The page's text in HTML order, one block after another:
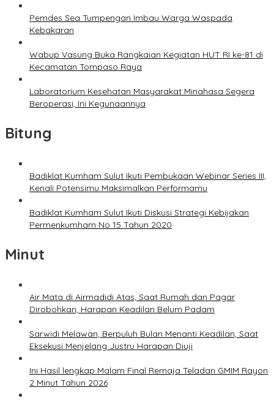
Pemdes Sea Tumpengan Imbau Warga Waspada
Kebakaran
Wabup Vasung Buka Rangkaian Kegiatan HUT RI ke-81 di
Kecamatan Tompaso Raya
Laboratorium Kesehatan Masyarakat Minahasa Segera
Beroperasi, Ini Kegunaannya
Bitung
Badiklat Kumham Sulut Ikuti Pembukaan Webinar Series III,
Kenali Potensimu Maksimalkan Performamu
Badiklat Kumham Sulut Ikuti Diskusi Strategi Kebijakan
Permenkumham No 15 Tahun 2020
Minut
Air Mata di Airmadidi Atas, Saat Rumah dan Pagar
Dirobohkan, Harapan Keadilan Belum Padam
Sarwidi Melawan, Berpuluh Bulan Menanti Keadilan, Saat
Eksekusi Menjelang Justru Harapan Diuji
Ini Hasil lengkap Malam Final Remaja Teladan GMIM Rayon
2 Minut Tahun 2026